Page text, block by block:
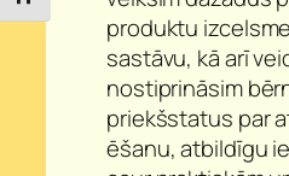
produktu
sastāvu, kā arī
nostiprināsim
priekšstatus par
ēšanu, atbildīgu